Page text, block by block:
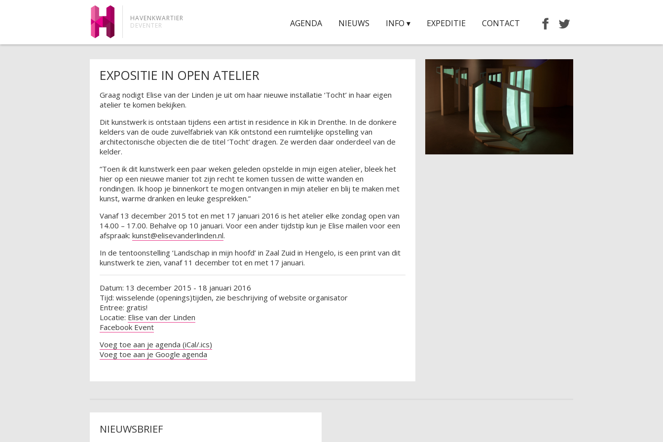
HAVENKWARTIER
DEVENTER
AGENDA NIEUWS INFO ▾ EXPEDITIE CONTACT
EXPOSITIE IN OPEN ATELIER
Graag nodigt Elise van der Linden je uit om haar nieuwe installatie ‘Tocht’ in haar eigen
atelier te komen bekijken.
Dit kunstwerk is ontstaan tijdens een artist in residence in Kik in Drenthe. In de donkere
kelders van de oude zuivelfabriek van Kik ontstond een ruimtelijke opstelling van
architectonische objecten die de titel ‘Tocht’ dragen. Ze werden daar onderdeel van de
kelder.
“Toen ik dit kunstwerk een paar weken geleden opstelde in mijn eigen atelier, bleek het
hier op een nieuwe manier tot zijn recht te komen tussen de witte wanden en
rondingen. Ik hoop je binnenkort te mogen ontvangen in mijn atelier en blij te maken met
kunst, warme dranken en leuke gesprekken.”
Vanaf 13 december 2015 tot en met 17 januari 2016 is het atelier elke zondag open van
14.00 – 17.00. Behalve op 10 januari. Voor een ander tijdstip kun je Elise mailen voor een
afspraak: kunst@elisevanderlinden.nl.
In de tentoonstelling ‘Landschap in mijn hoofd’ in Zaal Zuid in Hengelo, is een print van dit
kunstwerk te zien, vanaf 11 december tot en met 17 januari.
Datum: 13 december 2015 - 18 januari 2016
Tijd: wisselende (openings)tijden, zie beschrijving of website organisator
Entree: gratis!
Locatie: Elise van der Linden
Facebook Event
Voeg toe aan je agenda (iCal/.ics)
Voeg toe aan je Google agenda
NIEUWSBRIEF